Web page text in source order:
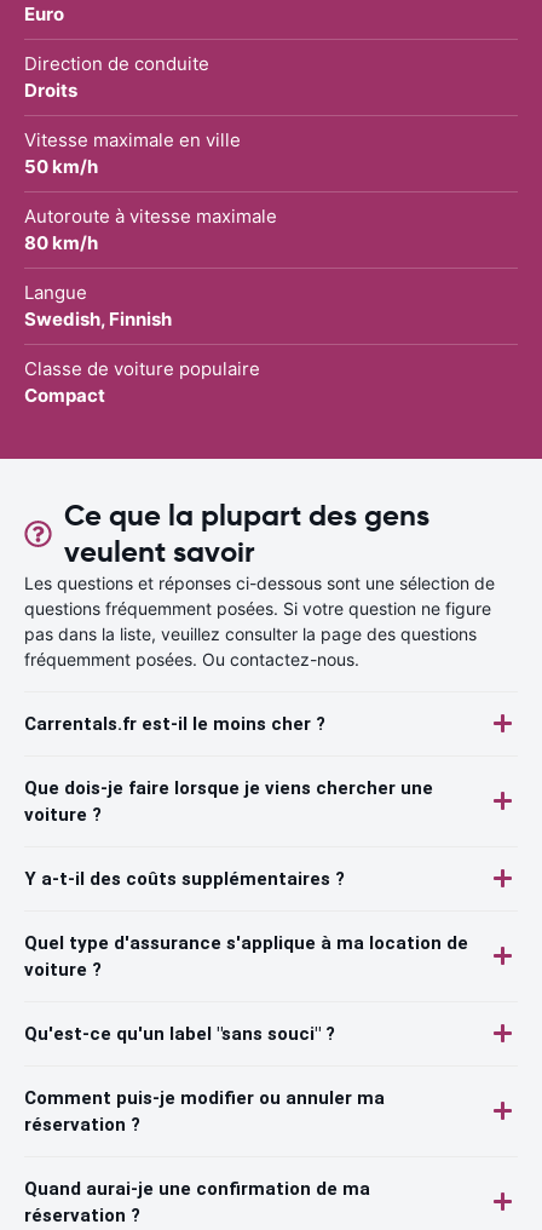
Euro
Direction de conduite
Droits
Vitesse maximale en ville
50 km/h
Autoroute à vitesse maximale
80 km/h
Langue
Swedish, Finnish
Classe de voiture populaire
Compact
Ce que la plupart des gens
veulent savoir
Les questions et réponses ci-dessous sont une sélection de
questions fréquemment posées. Si votre question ne figure
pas dans la liste, veuillez consulter la page des questions
fréquemment posées. Ou contactez-nous.
Carrentals.fr est-il le moins cher ?
Que dois-je faire lorsque je viens chercher une
voiture ?
Y a-t-il des coûts supplémentaires ?
Quel type d'assurance s'applique à ma location de
voiture ?
Qu'est-ce qu'un label "sans souci" ?
Comment puis-je modifier ou annuler ma
réservation ?
Quand aurai-je une confirmation de ma
réservation ?